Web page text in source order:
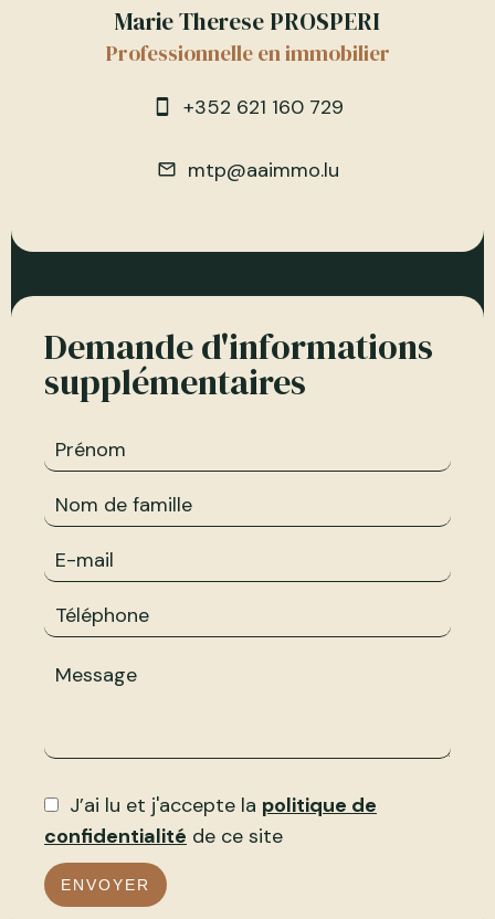
Marie Therese PROSPERI
Professionnelle en immobilier
+352 621 160 729
mtp@aaimmo.lu
Demande d'informations
supplémentaires
J’ai lu et j'accepte la politique de
confidentialité de ce site
ENVOYER